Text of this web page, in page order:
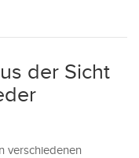
der Sicht
verschiedenen